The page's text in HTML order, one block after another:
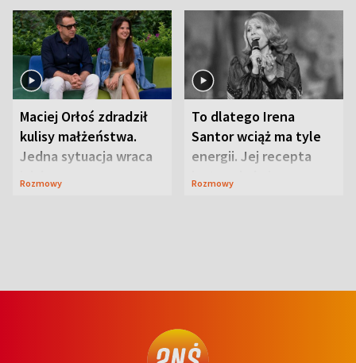
Maciej Orłoś zdradził
kulisy małżeństwa.
Jedna sytuacja wraca
jak bumerang
Rozmowy
To dlatego Irena
Santor wciąż ma tyle
energii. Jej recepta
jest zaskakująco
Rozmowy